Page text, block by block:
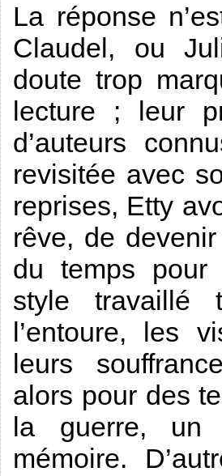
La réponse
Claudel, ou
doute trop
lecture ; leur
d’auteurs
revisitée avec
reprises, Etty
rêve, de
du temps pour
style travaillé
l’entoure, les
leurs
alors pour des
la guerre, un
mémoire.